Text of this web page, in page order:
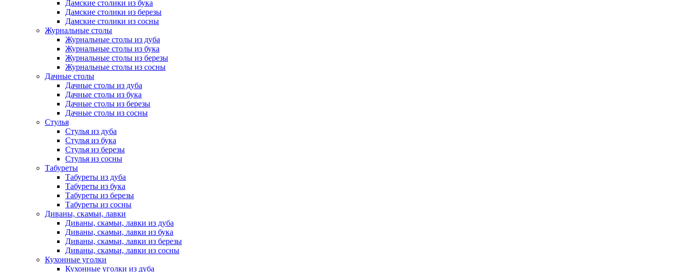
Дамские столики из бука
Дамские столики из березы
Дамские столики из сосны
Журнальные столы
Журнальные столы из дуба
Журнальные столы из бука
Журнальные столы из березы
Журнальные столы из сосны
Дачные столы
Дачные столы из дуба
Дачные столы из бука
Дачные столы из березы
Дачные столы из сосны
Стулья
Стулья из дуба
Стулья из бука
Стулья из березы
Стулья из сосны
Табуреты
Табуреты из дуба
Табуреты из бука
Табуреты из березы
Табуреты из сосны
Диваны, скамьи, лавки
Диваны, скамьи, лавки из дуба
Диваны, скамьи, лавки из бука
Диваны, скамьи, лавки из березы
Диваны, скамьи, лавки из сосны
Кухонные уголки
Кухонные уголки из дуба